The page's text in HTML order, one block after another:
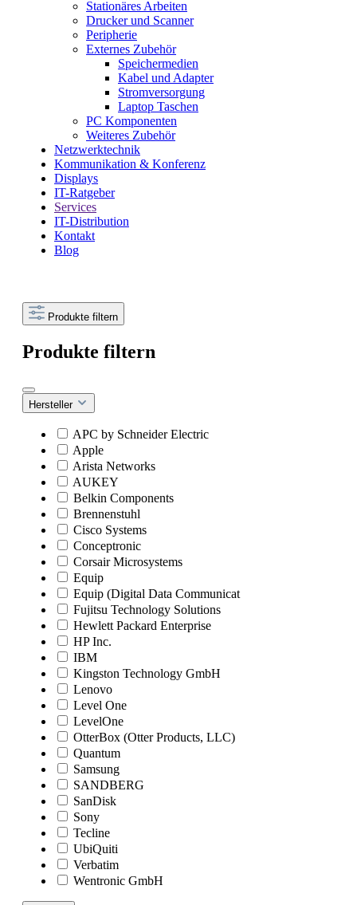
Stationäres Arbeiten
Drucker und Scanner
Peripherie
Externes Zubehör
Speichermedien
Kabel und Adapter
Stromversorgung
Laptop Taschen
PC Komponenten
Weiteres Zubehör
Netzwerktechnik
Kommunikation & Konferenz
Displays
IT-Ratgeber
Services
IT-Distribution
Kontakt
Blog
Produkte filtern
Produkte filtern
Hersteller
APC by Schneider Electric
Apple
Arista Networks
AUKEY
Belkin Components
Brennenstuhl
Cisco Systems
Conceptronic
Corsair Microsystems
Equip
Equip (Digital Data Communicat
Fujitsu Technology Solutions
Hewlett Packard Enterprise
HP Inc.
IBM
Kingston Technology GmbH
Lenovo
Level One
LevelOne
OtterBox (Otter Products, LLC)
Quantum
Samsung
SANDBERG
SanDisk
Sony
Tecline
UbiQuiti
Verbatim
Wentronic GmbH